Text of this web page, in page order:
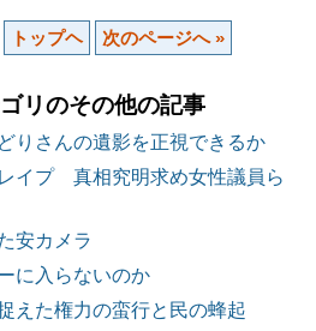
トップヘ 次のページへ »
リのその他の記事
りさんの遺影を正視できるか
イプ 真相究明求め女性議員ら
安カメラ
に入らないのか
えた権力の蛮行と民の蜂起